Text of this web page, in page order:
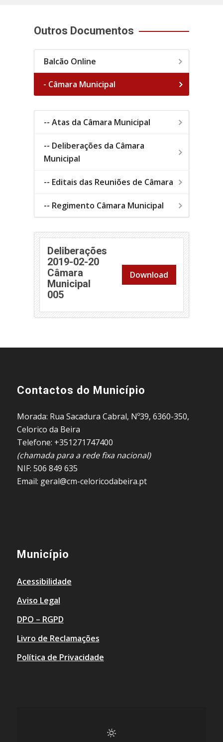
Outros Documentos
Balcão Online
- Câmara Municipal
-- Atas da Câmara Municipal
-- Deliberações da Câmara
Municipal
-- Editais das Reuniões de Câmara
-- Regimento Câmara Municipal
Deliberações
2019-02-20
Câmara
Municipal
005(abre em nova janela)
Download
Contactos do Município
Morada: Rua Sacadura Cabral, Nº39, 6360-350,
Celorico da Beira
Telefone: +351271747400
(chamada para a rede fixa nacional)
NIF: 506 849 635
Email: geral@cm-celoricodabeira.pt
Município
Acessibilidade
Aviso Legal
DPO – RGPD
Livro de Reclamações
Política de Privacidade